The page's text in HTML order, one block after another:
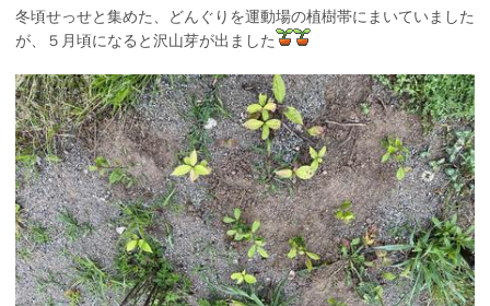
冬頃せっせと集めた、どんぐりを運動場の植樹帯にまいていました
が、５月頃になると沢山芽が出ました